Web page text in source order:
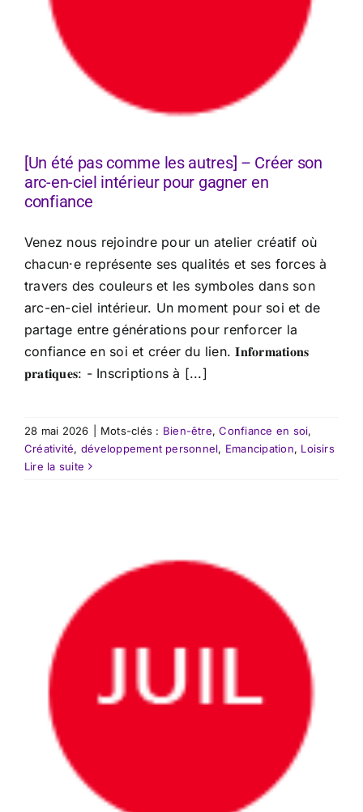
[Un été pas comme les autres] – Créer son
arc-en-ciel intérieur pour gagner en
confiance
Venez nous rejoindre pour un atelier créatif où
chacun·e représente ses qualités et ses forces à
travers des couleurs et les symboles dans son
arc-en-ciel intérieur. Un moment pour soi et de
partage entre générations pour renforcer la
confiance en soi et créer du lien. 𝐈𝐧𝐟𝐨𝐫𝐦𝐚𝐭𝐢𝐨𝐧𝐬
𝐩𝐫𝐚𝐭𝐢𝐪𝐮𝐞𝐬: - Inscriptions à [...]
28 mai 2026 Mots-clés : Bien-être,Confiance en soi,
Créativité, développement personnel, Emancipation, Loisirs
Lire la suite